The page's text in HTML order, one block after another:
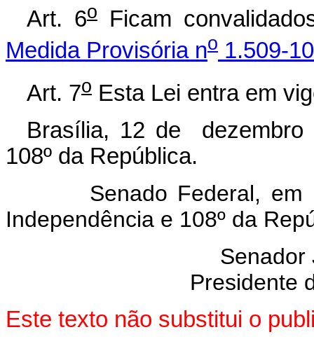
Art. 6o
Ficam
Medida Provisória no 1.509-
Art. 7o Esta Lei entra em
Brasília, 12 de dezembro
108º da República.
Senado Federal, em 12
Independência e 108º da
Senador
Presidente
Este texto não substitui o